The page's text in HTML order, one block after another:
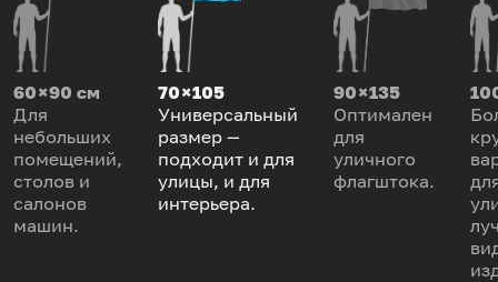
60 × 90 см
Для
небольших
помещений,
столов и
салонов
машин.
70 × 105
Универсальный
размер —
подходит и для
улицы, и для
интерьера.
90 × 135
Оптимален
для
уличного
флагштока.